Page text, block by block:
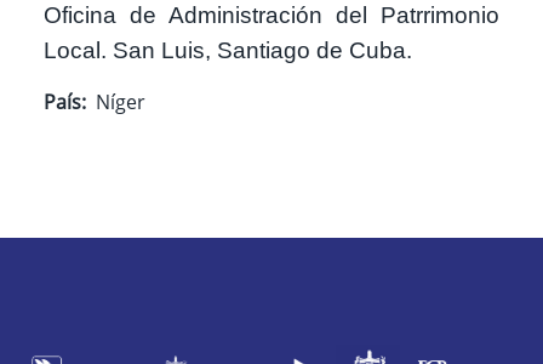
Oficina de Administración del Patrrimonio
Local. San Luis, Santiago de Cuba.
País Níger